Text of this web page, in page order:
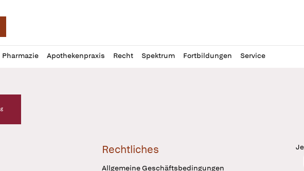
Pharmazie Apothekenpraxis Recht Spektrum Fortbildungen Service
Verlag Logo
Rechtliches
Allgemeine Geschäftsbedingungen